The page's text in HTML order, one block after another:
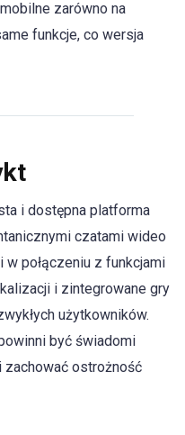
zarówno na
funkcje, co wersja
i dostępna platforma
czatami wideo
w połączeniu z funkcjami
i zintegrowane gry
użytkowników.
być świadomi
ostrożność